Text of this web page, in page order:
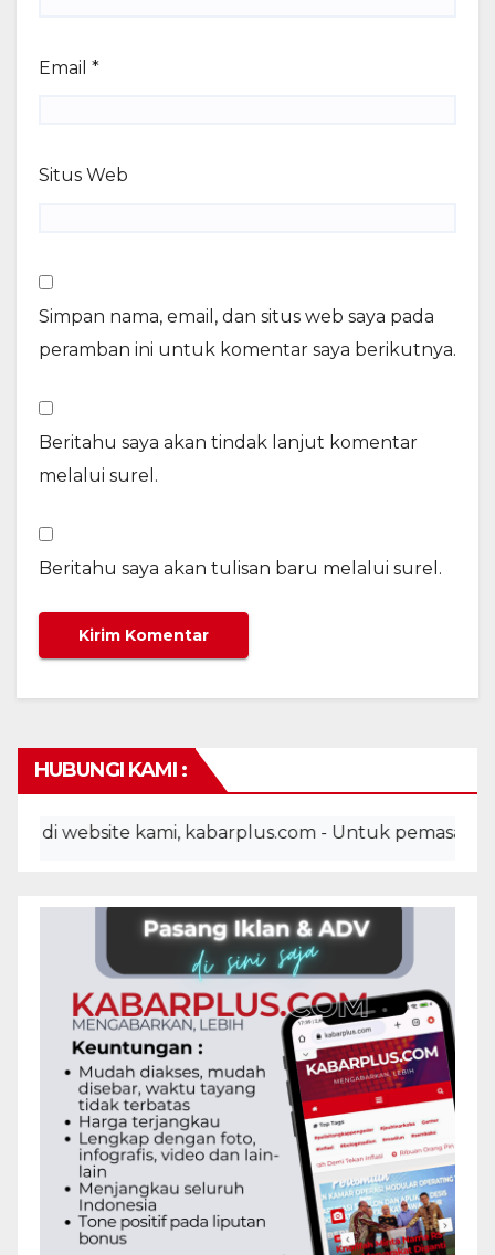
Email *
Situs Web
Simpan nama, email, dan situs web saya pada
peramban ini untuk komentar saya berikutnya.
Beritahu saya akan tindak lanjut komentar
melalui surel.
Beritahu saya akan tulisan baru melalui surel.
HUBUNGI KAMI :
website kami, kabarplus.com - Untuk pemasangan